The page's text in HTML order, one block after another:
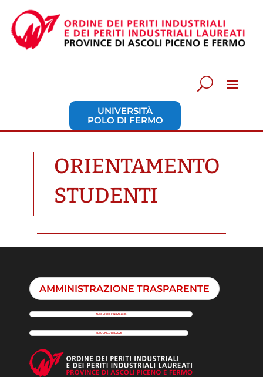
UNIVERSITÀ
POLO DI FERMO
ORIENTAMENTO
STUDENTI
AMMINISTRAZIONE TRASPARENTE
ALBO UNICO FINO AL 2025
ALBO UNICO DAL 2026